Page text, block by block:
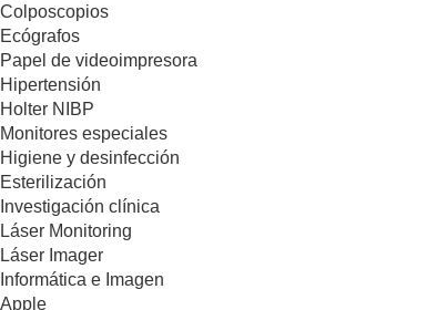
Colposcopios
Ecógrafos
Papel de videoimpresora
Hipertensión
Holter NIBP
Monitores especiales
Higiene y desinfección
Esterilización
Investigación clínica
Láser Monitoring
Láser Imager
Informática e Imagen
Apple